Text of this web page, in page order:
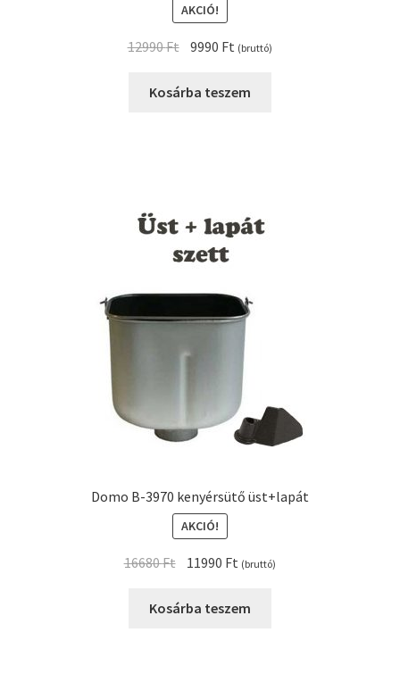
AKCIÓ!
12990Ft Original
was:
9990 Ft Current
is:
(bruttó)
Kosárba teszem
Domo B-3970 kenyérsütő üst+lapát
AKCIÓ!
16680Ft Original
was:
11990 Ft Current
is:
(bruttó)
Kosárba teszem